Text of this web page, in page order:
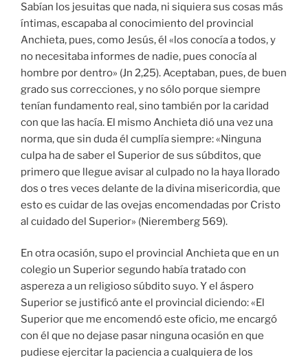
Sabían los jesuitas que nada, ni siquiera sus cosas más
íntimas, escapaba al conocimiento del provincial
Anchieta, pues, como Jesús, él «los conocía a todos, y
no necesitaba informes de nadie, pues conocía al
hombre por dentro» (Jn 2,25). Aceptaban, pues, de buen
grado sus correcciones, y no sólo porque siempre
tenían fundamento real, sino también por la caridad
con que las hacía. El mismo Anchieta dió una vez una
norma, que sin duda él cumplía siempre: «Ninguna
culpa ha de saber el Superior de sus súbditos, que
primero que llegue avisar al culpado no la haya llorado
dos o tres veces delante de la divina misericordia, que
esto es cuidar de las ovejas encomendadas por Cristo
al cuidado del Superior» (Nieremberg 569).
En otra ocasión, supo el provincial Anchieta que en un
colegio un Superior segundo había tratado con
aspereza a un religioso súbdito suyo. Y el áspero
Superior se justificó ante el provincial diciendo: «El
Superior que me encomendó este oficio, me encargó
con él que no dejase pasar ninguna ocasión en que
pudiese ejercitar la paciencia a cualquiera de los